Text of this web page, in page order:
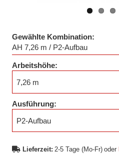
Gewählte Kombination:
AH 7,26 m / P2-Aufbau
Arbeitshöhe:
7,26 m
Ausführung:
P2-Aufbau
Lieferzeit: 2-5 Tage (Mo-Fr) oder